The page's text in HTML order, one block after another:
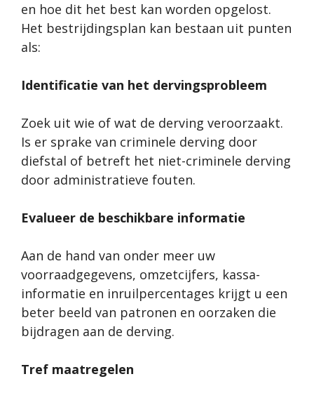
en hoe dit het best kan worden opgelost.
Het bestrijdingsplan kan bestaan uit punten
als:
Identificatie van het dervingsprobleem
Zoek uit wie of wat de derving veroorzaakt.
Is er sprake van criminele derving door
diefstal of betreft het niet-criminele derving
door administratieve fouten.
Evalueer de beschikbare informatie
Aan de hand van onder meer uw
voorraadgegevens, omzetcijfers, kassa-
informatie en inruilpercentages krijgt u een
beter beeld van patronen en oorzaken die
bijdragen aan de derving.
Tref maatregelen